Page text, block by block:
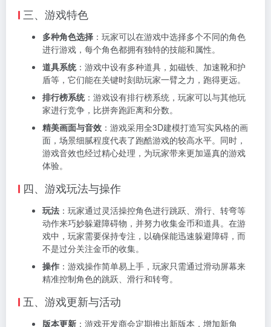
三、游戏特色
多种角色选择 ：玩家可以在游戏中选择多个不同的角色
进行游戏，每个角色都拥有独特的技能和属性。
道具系统：游戏中设有多种道具，如磁铁、加速靴和护
盾等，它们能在关键时刻助玩家一臂之力，跑得更远。
排行榜系统：游戏设有排行榜系统，玩家可以与其他玩
家进行竞争，比拼奔跑距离和分数。
精美画面与音效 ：游戏采用全3D建模打造写实风格的画
面，场景细腻程度代表了跑酷游戏的较高水平。同时，
游戏音效也经过精心处理，为玩家带来更加逼真的游戏
体验。
四、游戏玩法与操作
玩法 ：玩家通过灵活操控角色进行跳跃、滑行、转弯等
动作来巧妙躲避障碍物，并努力收集金币和道具。在游
戏中，玩家需要保持专注，以确保能迅速躲避障碍，而
不是过分关注金币的收集。
操作 ：游戏操作简单易上手，玩家只需通过滑动屏幕来
精准控制角色的跳跃、滑行和转弯。
五、游戏更新与活动
版本更新 ：游戏开发商会定期推出新版本，增加新角